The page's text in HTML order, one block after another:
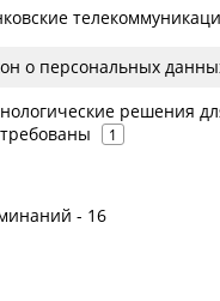
о персональных
решения
1
- 16